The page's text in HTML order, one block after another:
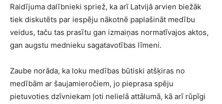
Raidījuma dalībnieki spriež, ka arī Latvijā arvien biežāk
tiek diskutēts par iespēju nākotnē paplašināt medību
veidus, taču tas prasītu gan izmaiņas normatīvajos aktos,
gan augstu mednieku sagatavotības līmeni.
Zaube norāda, ka loku medības būtiski atšķiras no
medībām ar šaujamieročiem, jo pieprasa spēju
pietuvoties dzīvniekam ļoti nelielā attālumā, kā arī rūpīgi